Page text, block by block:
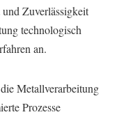
Zuverlässigkeit
technologisch
an.
Metallverarbeitung
Prozesse